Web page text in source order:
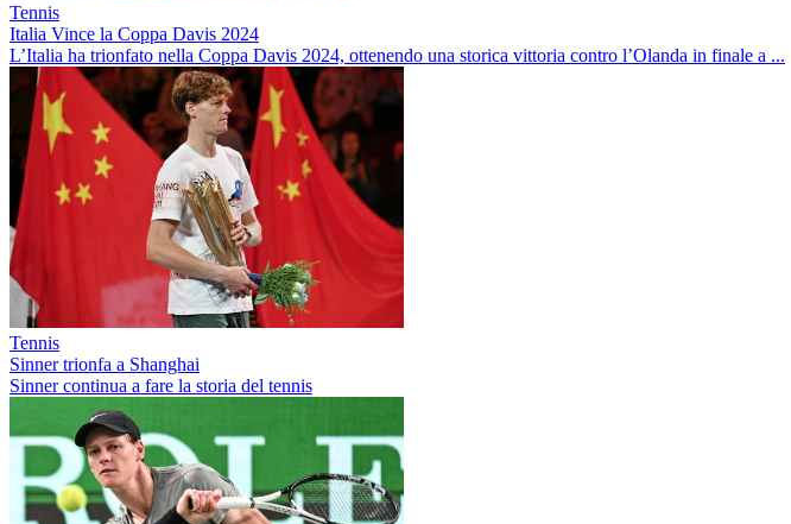
Tennis
Italia Vince la Coppa Davis 2024
L’Italia ha trionfato nella Coppa Davis 2024, ottenendo una storica vittoria contro l’Olanda in finale a ...
Tennis
Sinner trionfa a Shanghai
Sinner continua a fare la storia del tennis